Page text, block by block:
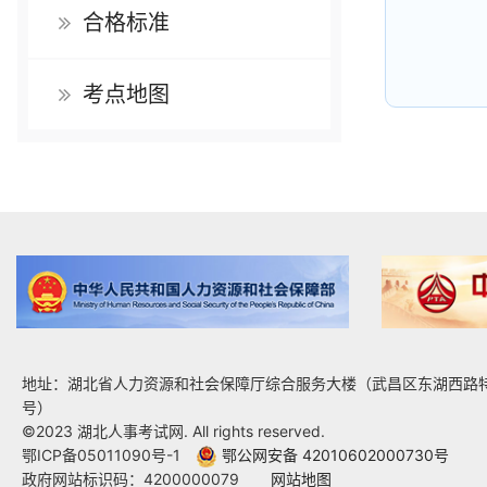
合格标准
考点地图
地址：湖北省人力资源和社会保障厅综合服务大楼（武昌区东湖西路
号）
©2023 湖北人事考试网. All rights reserved.
鄂ICP备05011090号-1
鄂公网安备 42010602000730号
政府网站标识码：4200000079 网站地图